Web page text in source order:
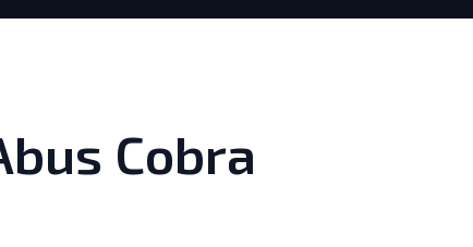
Cobra